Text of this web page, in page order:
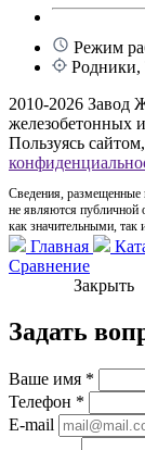
Режим
Родники,
2010-2026 Завод
железобетонных
Пользуясь
Сведения, размещенные
не являются публичной
как значительными,
Главная
Сравнение
Закрыть
Задать
Ваше имя *
Телефон *
E-mail